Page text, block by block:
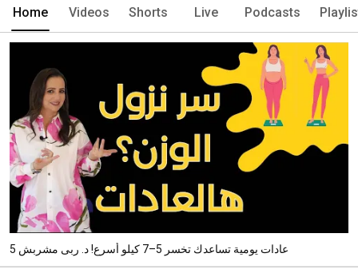
Home Videos Shorts Live Podcasts
5 عادات يومية تساعدك تخسر 5–7 كيلو أسرع! د. ربى مشربش